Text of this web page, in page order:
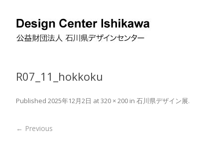
R07_11_hokkoku
Published 2025年12月2日 at320 × 200 in 石川県デザイン展.
← Previous